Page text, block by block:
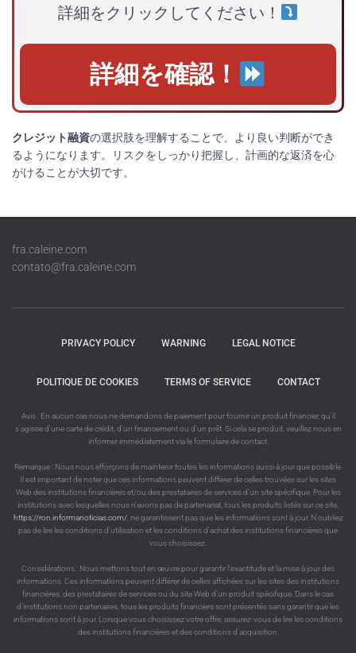
詳細をクリックしてください！
詳細を確認！
クレジット融資の選択肢を理解することで、より良い判断ができ
るようになります。リスクをしっかり把握し、計画的な返済を心
がけることが大切です。
fra.caleine.com
contato@fra.caleine.com
PRIVACY POLICY WARNING LEGAL NOTICE
POLITIQUE DE COOKIES TERMS OF SERVICE CONTACT
Avis : En aucun cas nous ne demandons de paiement pour fournir un produit financier, qu'il
s'agisse d'une carte de crédit, d'un financement ou d'un prêt. Si cela se produit, veuillez nous en
informer immédiatement via le formulaire de contact.
Remarque : Nous nous efforçons de maintenir toutes les informations aussi à jour que possible.
Il est important de noter que ces informations peuvent différer de celles trouvées sur les sites
Web des institutions financières et/ou des prestataires de services d'un site spécifique. Pour les
institutions avec lesquelles nous n'avons pas de partenariat, tous les produits listés sur ce site,
https://ron.informanoticias.com/, ne garantissent pas que les informations sont à jour. N'oubliez
pas de lire les conditions d'utilisation et les conditions d'achat des institutions financières que
vous choisissez.
Considérations : Nous mettons tout en œuvre pour garantir l'exactitude et la mise à jour des
informations. Ces informations peuvent différer de celles affichées sur les sites des institutions
financières, des prestataires de services ou du site Web d'un produit spécifique. Dans le cas
d'institutions non partenaires, tous les produits financiers sont présentés sans garantir que les
informations sont à jour. Lorsque vous choisissez votre offre, assurez-vous de lire les conditions
des institutions financières et des conditions d'acquisition.